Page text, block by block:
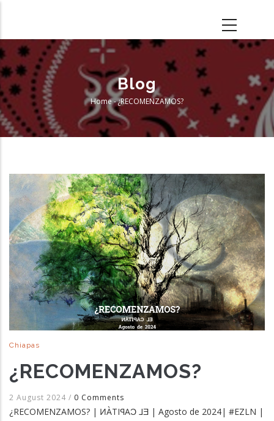
main
content
Blog
Breadcrumb
Home-¿RECOMENZAMOS?
Chiapas
¿RECOMENZAMOS?
2 August 2024 / 0 Comments
¿RECOMENZAMOS? | ͶÀTIꟼAƆ ⅃Ǝ | Agosto de 2024| #EZLN |